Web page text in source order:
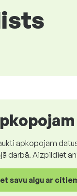
apkopojam
darbā. Aizpildiet
savu algu ar